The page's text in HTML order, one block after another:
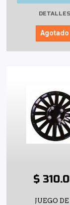
DETALLES
Agotado
$
JUEGO